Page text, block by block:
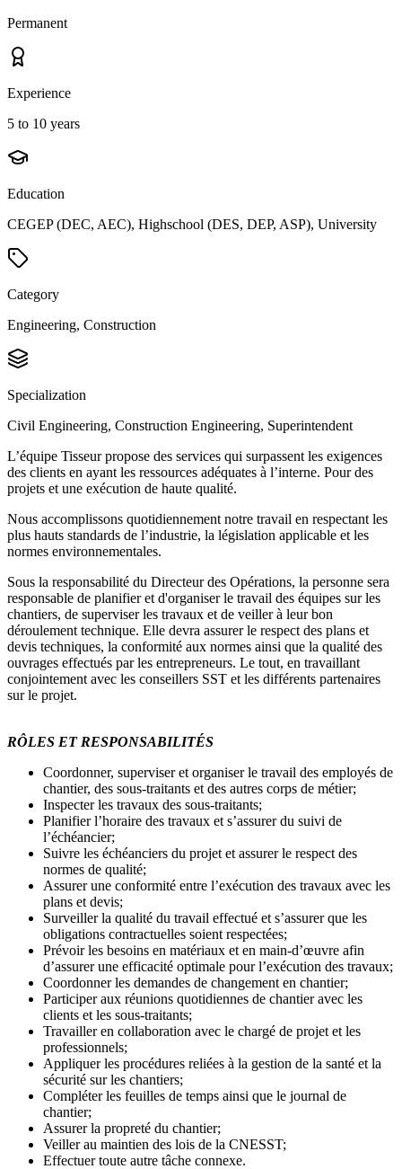
Permanent
Experience
5 to 10 years
Education
CEGEP (DEC, AEC), Highschool (DES, DEP, ASP), University
Category
Engineering, Construction
Specialization
Civil Engineering, Construction Engineering, Superintendent
L’équipe Tisseur propose des services qui surpassent les exigences
des clients en ayant les ressources adéquates à l’interne. Pour des
projets et une exécution de haute qualité.
Nous accomplissons quotidiennement notre travail en respectant les
plus hauts standards de l’industrie, la législation applicable et les
normes environnementales.
Sous la responsabilité du Directeur des Opérations, la personne sera
responsable de planifier et d'organiser le travail des équipes sur les
chantiers, de superviser les travaux et de veiller à leur bon
déroulement technique. Elle devra assurer le respect des plans et
devis techniques, la conformité aux normes ainsi que la qualité des
ouvrages effectués par les entrepreneurs. Le tout, en travaillant
conjointement avec les conseillers SST et les différents partenaires
sur le projet.
RÔLES ET RESPONSABILITÉS
Coordonner, superviser et organiser le travail des employés de
chantier, des sous-traitants et des autres corps de métier;
Inspecter les travaux des sous-traitants;
Planifier l’horaire des travaux et s’assurer du suivi de
l’échéancier;
Suivre les échéanciers du projet et assurer le respect des
normes de qualité;
Assurer une conformité entre l’exécution des travaux avec les
plans et devis;
Surveiller la qualité du travail effectué et s’assurer que les
obligations contractuelles soient respectées;
Prévoir les besoins en matériaux et en main-d’œuvre afin
d’assurer une efficacité optimale pour l’exécution des travaux;
Coordonner les demandes de changement en chantier;
Participer aux réunions quotidiennes de chantier avec les
clients et les sous-traitants;
Travailler en collaboration avec le chargé de projet et les
professionnels;
Appliquer les procédures reliées à la gestion de la santé et la
sécurité sur les chantiers;
Compléter les feuilles de temps ainsi que le journal de
chantier;
Assurer la propreté du chantier;
Veiller au maintien des lois de la CNESST;
Effectuer toute autre tâche connexe.